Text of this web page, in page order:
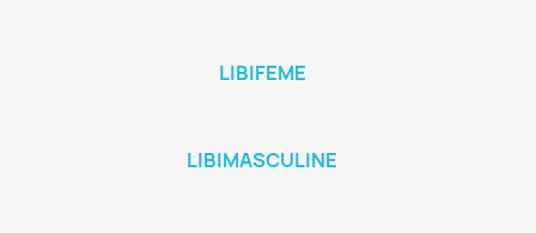
LIBIFEME
LIBIMASCULINE